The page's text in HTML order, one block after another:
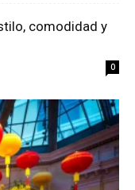
comodidad y
0